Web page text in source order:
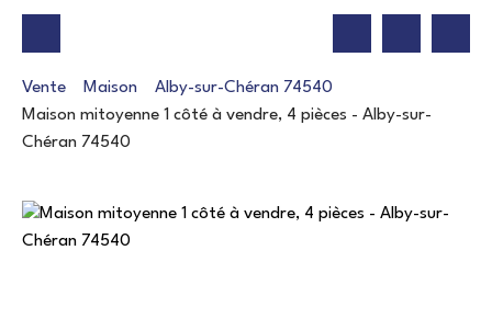
Vente Maison
Alby-sur-Chéran 74540
Maison mitoyenne 1 côté à vendre, 4 pièces - Alby-sur-
Chéran 74540